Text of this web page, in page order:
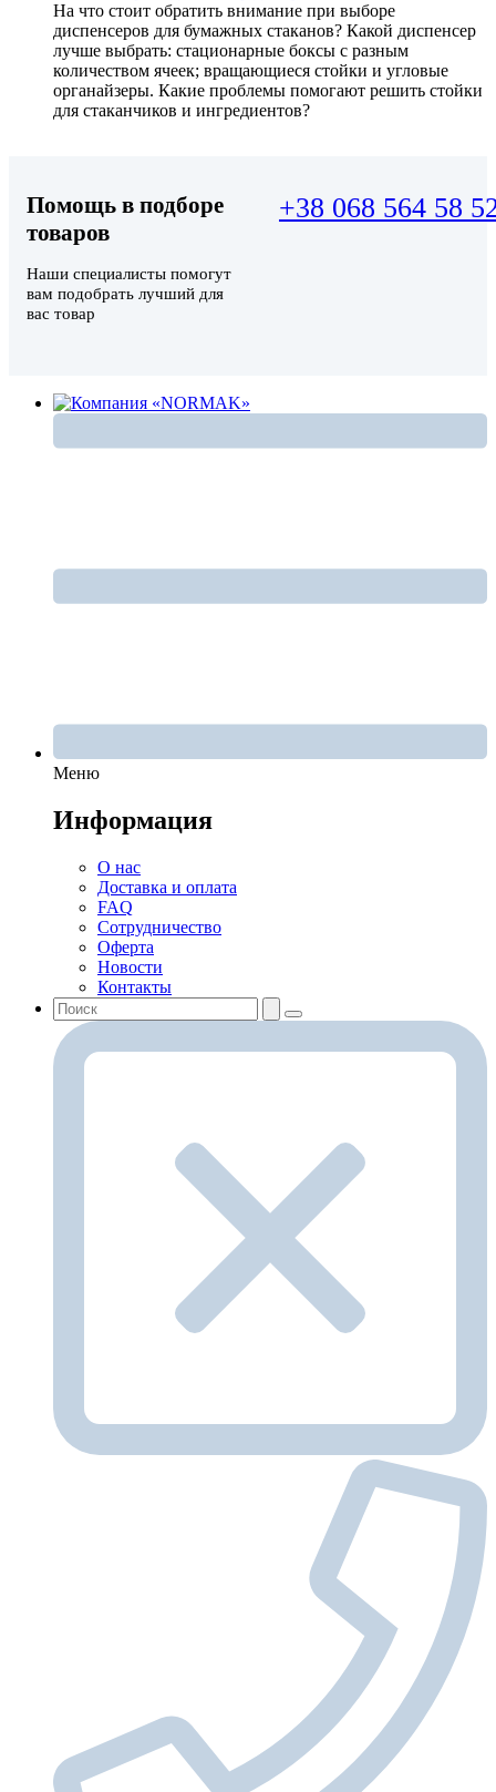
На что стоит обратить внимание при выборе
диспенсеров для бумажных стаканов? Какой диспенсер
лучше выбрать: стационарные боксы с разным
количеством ячеек; вращающиеся стойки и угловые
органайзеры. Какие проблемы помогают решить стойки
для стаканчиков и ингредиентов?
Помощь в подборе
товаров
Наши специалисты помогут
вам подобрать лучший для
вас товар
+38 068 564 58
Меню
Информация
О нас
Доставка и оплата
FAQ
Сотрудничество
Оферта
Новости
Контакты